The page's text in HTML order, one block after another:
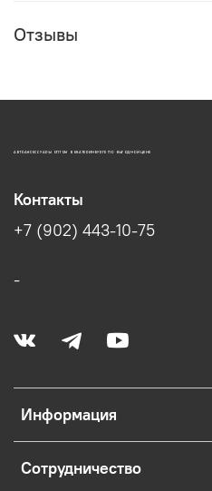
Отзывы
АВТОАКСЕССУАРЫ ОПТОМ В ЕКАТЕРИНБУРГЕ ПО ВЫГОДНОЙ ЦЕНЕ
Информация
Сотрудничество
Контакты
+7 (902) 443-10-75
-